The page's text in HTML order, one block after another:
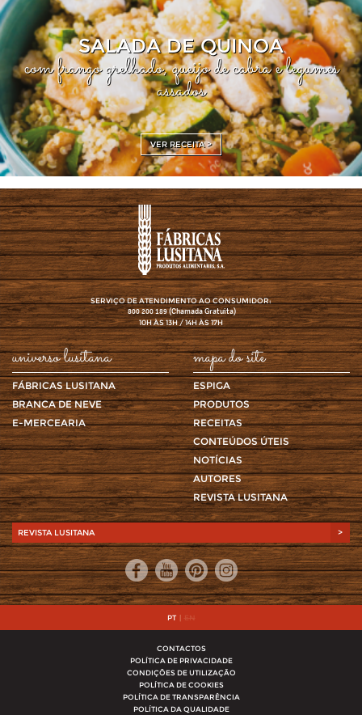
SALADA DE QUINOA
com frango grelhado, queijo de cabra e legumes
assados
VER RECEITA >
SERVIÇO DE ATENDIMENTO AO CONSUMIDOR:
800 200 189(Chamada Gratuita)
10H ÀS 13H / 14H ÀS 17H
universo lusitana
FÁBRICAS LUSITANA
BRANCA DE NEVE
E-MERCEARIA
mapa do site
ESPIGA
PRODUTOS
RECEITAS
CONTEÚDOS ÚTEIS
NOTÍCIAS
AUTORES
REVISTA LUSITANA
REVISTA LUSITANA >
PT | EN
CONTACTOS
POLÍTICA DE PRIVACIDADE
CONDIÇÕES DE UTILIZAÇÃO
POLÍTICA DE COOKIES
POLÍTICA DE TRANSPARÊNCIA
POLÍTICA DA QUALIDADE